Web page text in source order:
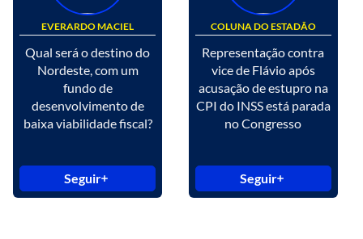
EVERARDO MACIEL
Qual será o destino do
Nordeste, com um
fundo de
desenvolvimento de
baixa viabilidade fiscal?
Seguir
COLUNA DO ESTADÃO
Representação contra
vice de Flávio após
acusação de estupro na
CPI do INSS está parada
no Congresso
Seguir